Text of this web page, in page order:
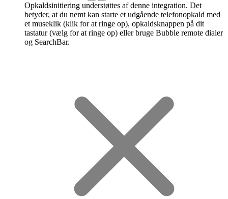
Opkaldsinitiering understøttes af denne integration. Det
betyder, at du nemt kan starte et udgående telefonopkald med
et museklik (klik for at ringe op), opkaldsknappen på dit
tastatur (vælg for at ringe op) eller bruge Bubble remote dialer
og SearchBar.